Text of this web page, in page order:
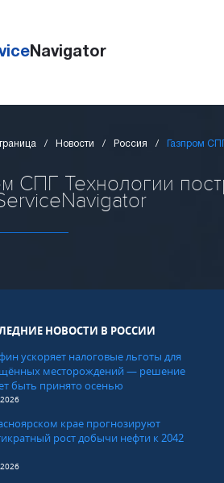
Navigator
Новости Россия Газпром
СПГ Технологии
НОВОСТИ В РОССИИ
ускоряет налоговые льготы для
месторождений — решение
быть принято осенью
крае прогнозируют
рост добычи нефти к 2042